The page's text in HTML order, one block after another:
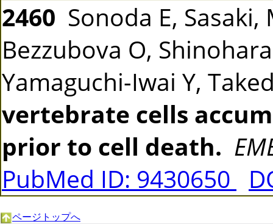
2460 Sonoda E, Sasaki,
Bezzubova O,
Yamaguchi-Iwai Y,
vertebrate cells
prior to cell death.
PubMed ID: 9430650
ページトップへ